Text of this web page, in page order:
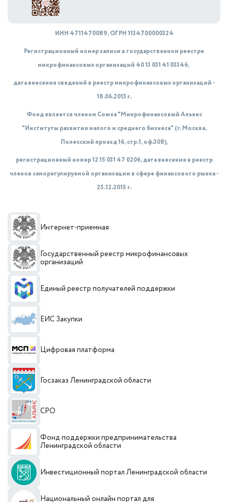
ИНН 4711470089, ОГРН 1134700000324
Регистрационный номер записи в государственном реестре
микрофинансовых организаций 40 13 031 41 03346,
дата внесения сведений в реестр микрофинансовых организаций -
18.06.2013 г.
Фонд является членом Союза "Микрофинансовый Альянс
"Институты развития малого и среднего бизнеса" (г. Москва,
Полесский проезд 16, стр.1, оф.308),
регистрационный номер 12 15 031 47 0206, дата внесения в реестр
членов саморегулируемой организации в сфере финансового рынка -
25.12.2015 г.
Интернет-приемная
Государственный реестр микрофинансовых
организаций
Единый реестр получателей поддержки
ЕИС Закупки
Цифровая платформа
Госзаказ Ленинградской области
СРО
Фонд поддержки предпринимательства
Ленинградской области
Инвестиционный портал Ленинградской области
Национальный онлайн портал для